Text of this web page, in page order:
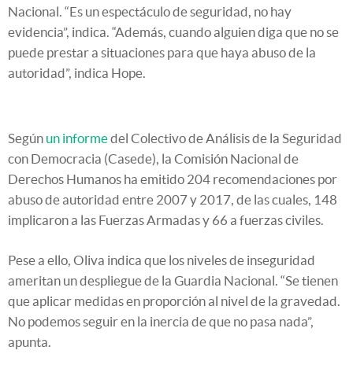
Nacional. “Es un espectáculo de seguridad, no hay
evidencia”, indica. “Además, cuando alguien diga que no se
puede prestar a situaciones para que haya abuso de la
autoridad”, indica Hope.
Según un informedel Colectivo de Análisis de la Seguridad
con Democracia (Casede), la Comisión Nacional de
Derechos Humanos ha emitido 204 recomendaciones por
abuso de autoridad entre 2007 y 2017, de las cuales, 148
implicaron a las Fuerzas Armadas y 66 a fuerzas civiles.
Pese a ello, Oliva indica que los niveles de inseguridad
ameritan un despliegue de la Guardia Nacional. “Se tienen
que aplicar medidas en proporción al nivel de la gravedad.
No podemos seguir en la inercia de que no pasa nada”,
apunta.